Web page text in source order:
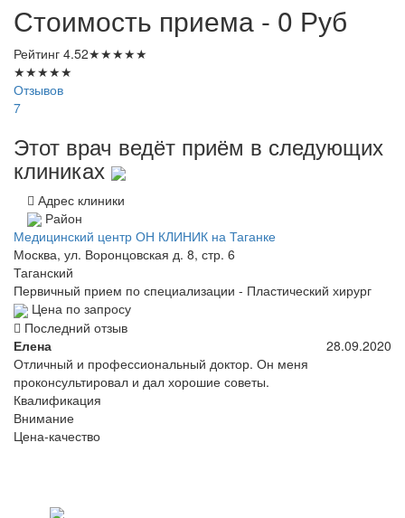
Стоимость приема - 0 Руб
Рейтинг 4.52★★★★★
★★★★★
Отзывов
7
Этот врач ведёт приём в следующих
клиниках
Адрес клиники
Район
Медицинский центр ОН КЛИНИК на Таганке
Москва, ул. Воронцовская д. 8, стр. 6
Таганский
Первичный прием по специализации - Пластический хирург
Цена по запросу
Последний отзыв
Елена
28.09.2020
Отличный и профессиональный доктор. Он меня
проконсультировал и дал хорошие советы.
Квалификация
Внимание
Цена-качество